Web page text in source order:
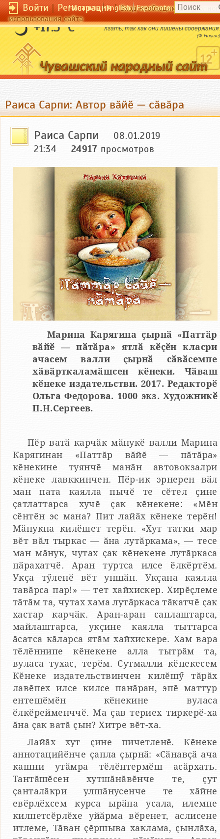
Войти|Регистрация|Вход необходим для
использования сайта
Чӑвашла English Esperanto
+17.3 °C
Поверхностные люди должны всегда
лгать, так как они лишены содержания.
(Ф.Ницше)
Раиса Сарпи: Автор вӑйӗ — сӑвӑра
Раиса Сарпи
08.01.2019
21:34
24917 просмотров
Марина Карягина ҫырнӑ «Паттӑр
вӑйӗ — пӑтӑра» ятлӑ кӗҫӗн класри
ачасем валли ҫырнӑ сӑвӑсемпе
хӑвӑрткаламӑшсен кӗнеки. Чӑваш
кӗнеке издательстви. 2017. Редакторӗ
Ольга Федорова. 1000 экз. Художникӗ
П.Н.Сергеев.
Пӗр ватӑ карчӑк мӑнукӗ валли Марина
Карягинан «Паттӑр вӑйӗ — пӑтӑра»
кӗнекине туянчӗ манӑн автовокзалри
кӗнеке лавккинчен. Пӗр-ик эрнерен вӑл
ман пата каялла пычӗ те сӗтел ҫине
ҫатлаттарса хучӗ ҫак кӗнекене: «Мӗн
сӗнтӗн эс мана? Пит лайӑх кӗнеке терӗн!
Мӑнукна килӗшет терӗн. «Хут татки мар
вӗт вӑл тыркас — ӑна лутӑркама», — тесе
ман мӑнук, чутах ҫак кӗнекене лутӑркаса
пӑрахатчӗ. Аран туртса илсе ӗлкӗртӗм.
Укҫа тӳленӗ вӗт уншӑн. Укҫана каялла
тавӑрса пар!» — тет хайхискер. Хирӗҫлеме
тӑтӑм та, чутах хама лутӑркаса тӑкатчӗ ҫак
хастар карчӑк. Аран-аран саплаштарса,
майлаштарса, укҫине каялла тыттарса
ӑсатса кӑларса ятӑм хайхискере. Хам вара
тӗлӗннипе кӗнекене алла тытрӑм та,
вуласа тухас, терӗм. Сутмалли кӗнекесем
Кӗнеке издательствинчен килӗшӳ тӑрӑх
лавӗпех илсе килсе панӑран, эпӗ маттур
ентешӗмӗн кӗнекине вуласа
ӗлкӗрейменччӗ. Ма ҫав териех тиркерӗ-ха
ӑна ҫак ватӑ ҫын? Хитре вӗт-ха.
Лайӑх хут ҫине пичетленӗ. Кӗнеке
аннотацийӗнче ҫапла ҫырнӑ: «Сӑнавҫӑ ача
кашни утӑмра тӗлӗнтермӗш асӑрхать.
Тантӑшӗсен хутшӑнӑвӗнче те, ҫут
ҫанталӑкри улшӑнусенче те хӑйне
евӗрлӗхсем курса ырӑпа усала, илемпе
килпетсӗрлӗхе уйӑрма вӗренет, аслисене
итлеме, Тӑван ҫӗршыва хаклама, ҫынлӑха,